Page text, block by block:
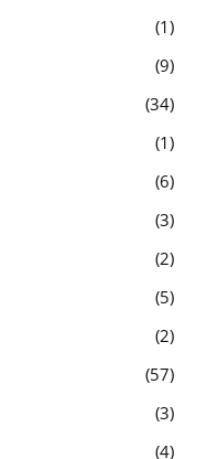
1
9
34
1
6
3
2
5
2
57
3
4